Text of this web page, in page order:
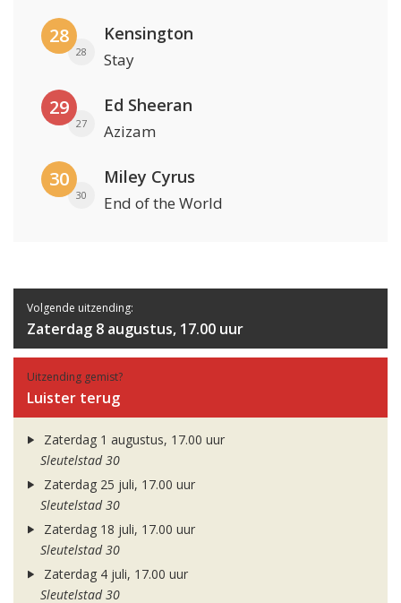
28
28
Kensington
Stay
29
27
Ed Sheeran
Azizam
30
30
Miley Cyrus
End of the World
Volgende uitzending:
Zaterdag 8 augustus, 17.00 uur
Uitzending gemist?
Luister terug
Zaterdag 1 augustus, 17.00 uur
Sleutelstad 30
Zaterdag 25 juli, 17.00 uur
Sleutelstad 30
Zaterdag 18 juli, 17.00 uur
Sleutelstad 30
Zaterdag 4 juli, 17.00 uur
Sleutelstad 30